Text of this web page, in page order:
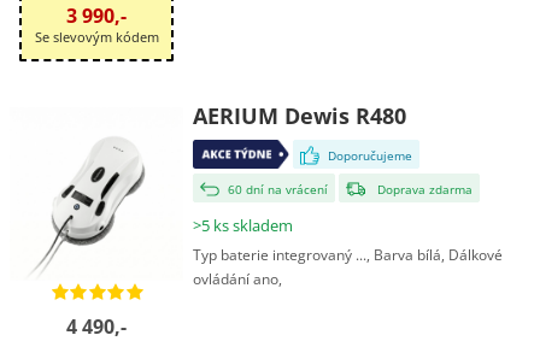
3 990,-
Se slevovým kódem
4 490,-
AERIUM Dewis R480
Doporučujeme
60 dní na vrácení
Doprava zdarma
>5 ks skladem
Typ baterie integrovaný ..., Barva bílá, Dálkové
ovládání ano,